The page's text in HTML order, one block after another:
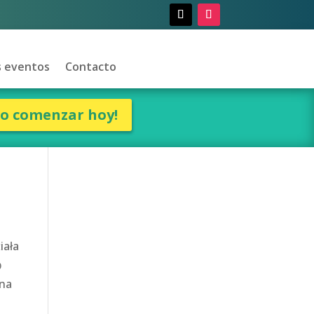
eventos Contacto
comenzar hoy!